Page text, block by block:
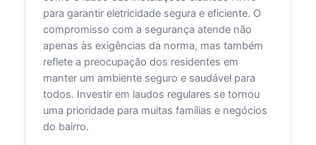
para garantir eletricidade segura e eficiente. O
compromisso com a segurança atende não
apenas às exigências da norma, mas também
reflete a preocupação dos residentes em
manter um ambiente seguro e saudável para
todos. Investir em laudos regulares se tornou
uma prioridade para muitas famílias e negócios
do bairro.